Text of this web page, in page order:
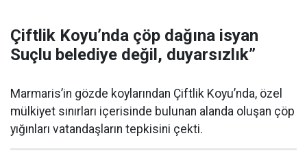
Çiftlik Koyu’nda çöp dağına isyan
Suçlu belediye değil, duyarsızlık”
Marmaris’in gözde koylarından Çiftlik Koyu’nda, özel
mülkiyet sınırları içerisinde bulunan alanda oluşan çöp
yığınları vatandaşların tepkisini çekti.